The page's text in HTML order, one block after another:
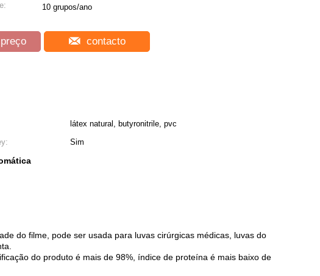
10 grupos/ano
contacto
látex natural, butyronitrile, pvc
Sim
do filme, pode ser usada para luvas cirúrgicas médicas, luvas do
do produto é mais de 98%, índice de proteína é mais baixo de